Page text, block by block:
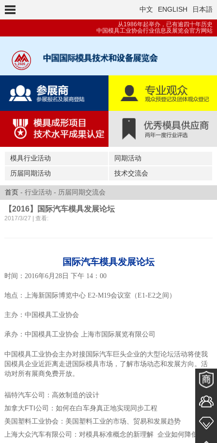
中文 ENGLISH 日本語
从1986年起举办，已有逾四十年历史
中国模具工业协会行业信息及展览会官方网站
模具行业活动 同期活动
历届同期活动 技术交流会
首页 - 行业活动 - 历届同期交流会
【2016】国际汽车模具发展论坛
2017/3/27 | 查看:
国际汽车模具发展论坛
时间：2016年6月28日 下午 14：00
地点： 上海新国际博览中心E2-M19会议室（E1-E2之间）
主办：中国模具工业协会
承办：中国模具工业协会 上海市国际展览有限公司
中国模具工业协会主办对接国际汽车巨头企业的大型论坛活动将使我
国模具企业近距离走进国际模具市场，了解市场动态和发展方向。活
动对所有展商免费开放。
福特汽车公司：高效制造的设计
加拿大 FTI 公司：如何在白车身真正地实现同步工程
美国塑料工业协会：美国塑料工业的市场、贸易和发展趋势
上海大众汽车有限公司：对模具标准概念的新理解 企业如何降低模具